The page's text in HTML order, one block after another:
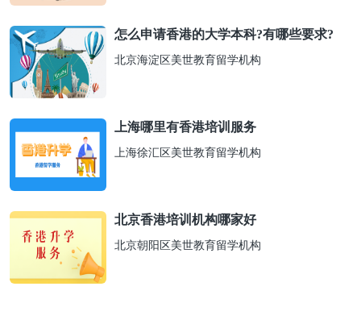
怎么申请香港的大学本科?有哪些要求?
北京海淀区美世教育留学机构
上海哪里有香港培训服务
上海徐汇区美世教育留学机构
北京香港培训机构哪家好
北京朝阳区美世教育留学机构